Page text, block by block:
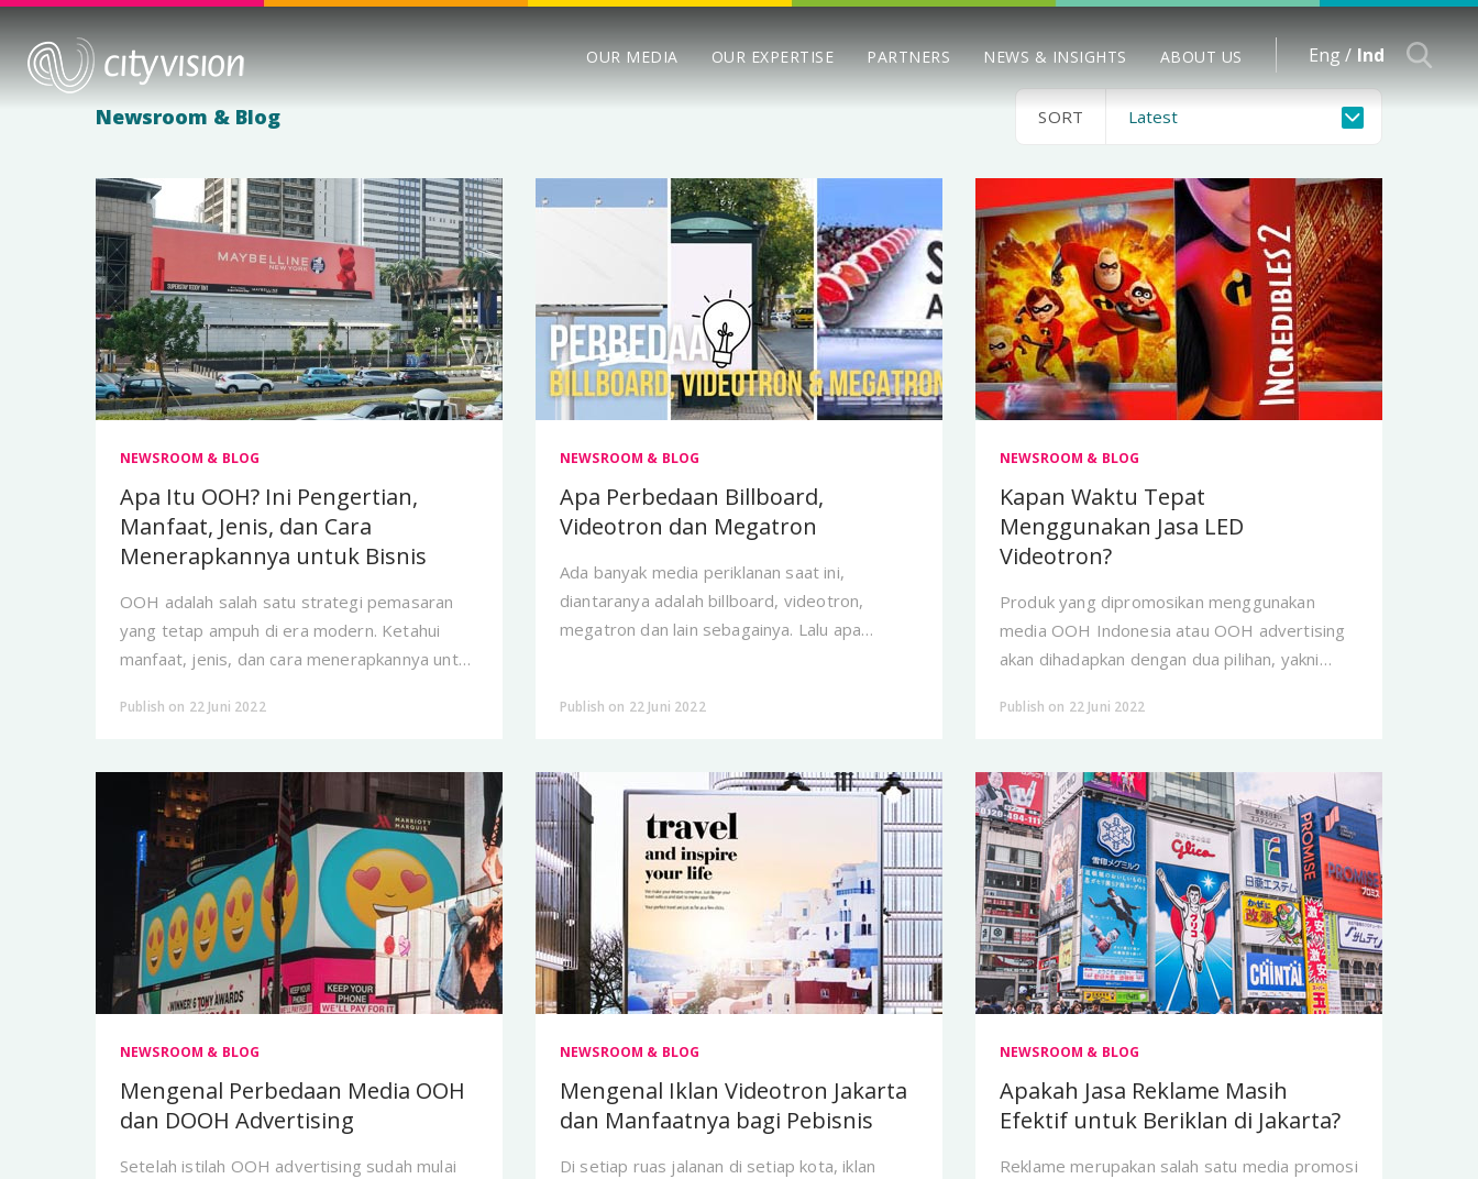
OUR MEDIA OUR EXPERTISE PARTNERS NEWS & INSIGHTS ABOUT US Eng /Ind
Newsroom & Blog SORT
NEWSROOM & BLOG
Apa Itu OOH? Ini Pengertian,
Manfaat, Jenis, dan Cara
Menerapkannya untuk Bisnis
OOH adalah salah satu strategi pemasaran
yang tetap ampuh di era modern. Ketahui
manfaat, jenis, dan cara menerapkannya untuk
Publish on 22 Juni 2022
NEWSROOM & BLOG
Apa Perbedaan Billboard,
Videotron dan Megatron
Ada banyak media periklanan saat ini,
diantaranya adalah billboard, videotron,
megatron dan lain sebagainya. Lalu apa
Publish on 22 Juni 2022
NEWSROOM & BLOG
Kapan Waktu Tepat
Menggunakan Jasa LED
Videotron?
Produk yang dipromosikan menggunakan
media OOH Indonesia atau OOH advertising
akan dihadapkan dengan dua pilihan, yakni
Publish on 22 Juni 2022
NEWSROOM & BLOG
Mengenal Perbedaan Media OOH
dan DOOH Advertising
Setelah istilah OOH advertising sudah mulai
NEWSROOM & BLOG
Mengenal Iklan Videotron Jakarta
dan Manfaatnya bagi Pebisnis
Di setiap ruas jalanan di setiap kota, iklan
NEWSROOM & BLOG
Apakah Jasa Reklame Masih
Efektif untuk Beriklan di Jakarta?
Reklame merupakan salah satu media promosi